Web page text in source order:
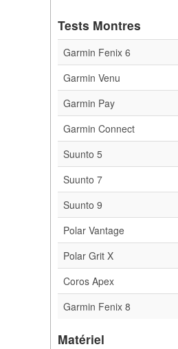
Tests Montres
Garmin Fenix 6
Garmin Venu
Garmin Pay
Garmin Connect
Suunto 5
Suunto 7
Suunto 9
Polar Vantage
Polar Grit X
Coros Apex
Garmin Fenix 8
Matériel